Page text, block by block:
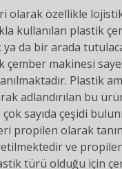
olarak özellikle
kullanılan plastik
da bir arada
çember makinesi
Plastik
adlandırılan bu
sayıda çeşidi
propilen olarak
ve
türü olduğu için